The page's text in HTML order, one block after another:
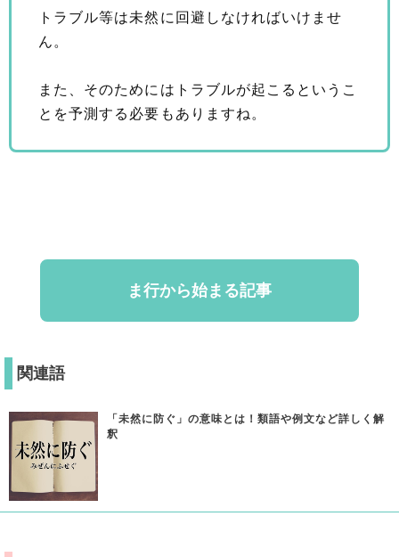
トラブル等は未然に回避しなければいけませ
ん。
また、そのためにはトラブルが起こるというこ
とを予測する必要もありますね。
ま行から始まる記事
関連語
「未然に防ぐ」の意味とは！類語や例文など詳しく解
釈